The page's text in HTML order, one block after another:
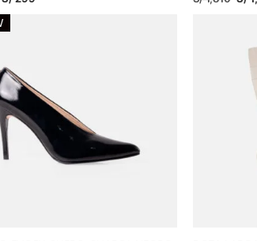
OPCIONES